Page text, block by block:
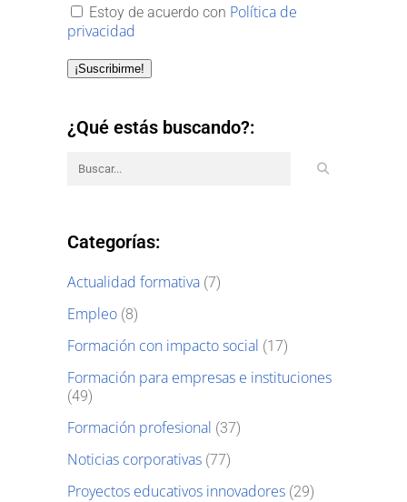
Estoy de acuerdo con Política de
privacidad
¡Suscribirme!
¿Qué estás buscando?:
Categorías:
Actualidad formativa (7)
Empleo (8)
Formación con impacto social (17)
Formación para empresas e instituciones
(49)
Formación profesional (37)
Noticias corporativas (77)
Proyectos educativos innovadores (29)